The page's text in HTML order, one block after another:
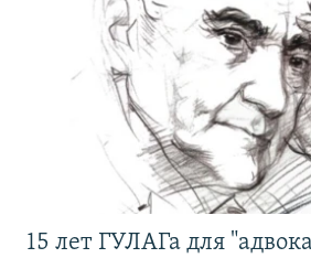
15 лет ГУЛАГа для